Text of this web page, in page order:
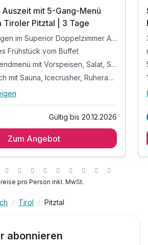
Auszeit mit 5-Gang-Menü
Tiroler Pitztal | 3 Tage
2 Übernachtungen im Superior Doppelzimmer Alpen
Frühstück vom Buffet
2 x 5-Gang Abendmenü mit Vorspeisen, Salat, Suppen
Wellnessbereich mit Sauna, Icecrusher, Ruheraum
Frühstück vom Buffet
mit Sauna, Icecrusher,
Card
Gültig bis 20.12.2026
Zum Angebot
pro Person inkl. MwSt.
Tirol Pitztal
abonnieren